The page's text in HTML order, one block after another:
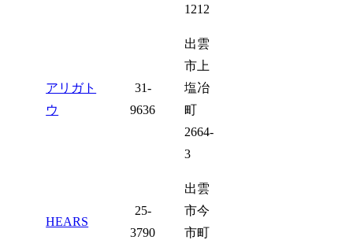
1212
アリガト
ウ
31-
9636
出雲
市上
塩冶
町
2664-
3
HEARS
25-
3790
出雲
市今
市町